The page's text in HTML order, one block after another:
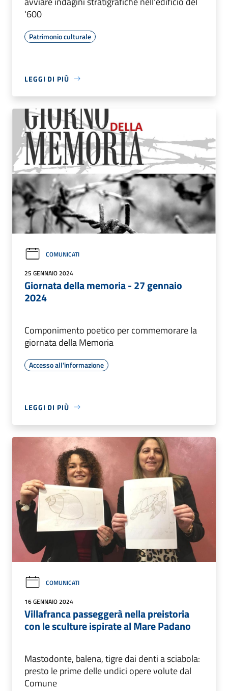
'600
Patrimonio culturale
LEGGI DI PIÙ
COMUNICATI
25 GENNAIO 2024
Giornata della memoria - 27 gennaio
2024
Componimento poetico per commemorare la
giornata della Memoria
Accesso all'informazione
LEGGI DI PIÙ
COMUNICATI
16 GENNAIO 2024
Villafranca passeggerà nella preistoria
con le sculture ispirate al Mare Padano
Mastodonte, balena, tigre dai denti a sciabola:
presto le prime delle undici opere volute dal
Comune